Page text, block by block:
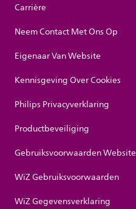
Carrière
Neem Contact Met Ons Op
Eigenaar Van Website
Kennisgeving Over Cookies
Philips Privacyverklaring
Productbeveiliging
Gebruiksvoorwaarden Website
WiZ Gebruiksvoorwaarden
WiZ Gegevensverklaring